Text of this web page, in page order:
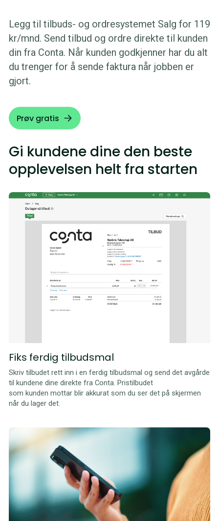
Legg til tilbuds- og ordresystemet Salg for 119
kr/mnd. Send tilbud og ordre direkte til kunden
din fra Conta. Når kunden godkjenner har du alt
du trenger for å sende faktura når jobben er
gjort.
Prøv gratis
Gi kundene dine den beste
opplevelsen helt fra starten
Fiks ferdig tilbudsmal
Skriv tilbudet rett inn i en ferdig tilbudsmal og send det avgårde
til kundene dine direkte fra Conta. Pristilbudet
som kunden mottar blir akkurat som du ser det på skjermen
når du lager det.